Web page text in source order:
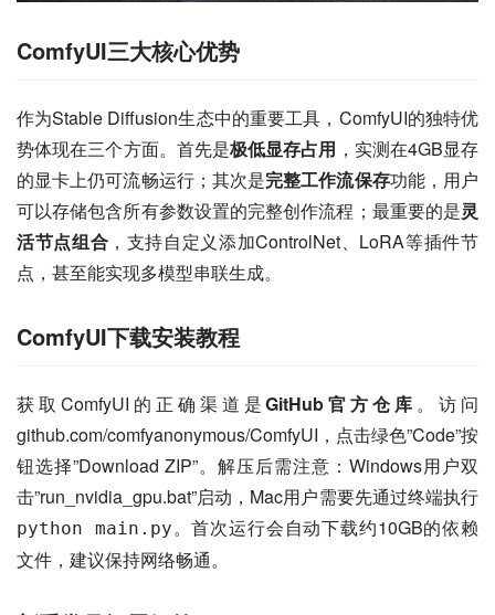
ComfyUI三大核心优势
作为Stable Diffusion生态中的重要工具，ComfyUI的独特优
势体现在三个方面。首先是极低显存占用 ，实测在4GB显存
的显卡上仍可流畅运行；其次是完整工作流保存功能，用户
可以存储包含所有参数设置的完整创作流程；最重要的是灵
活节点组合 ，支持自定义添加ControlNet、LoRA等插件节
点，甚至能实现多模型串联生成。
ComfyUI下载安装教程
获取ComfyUI的正确渠道是GitHub官方仓库 。访问
github.com/comfyanonymous/ComfyUI，点击绿色”Code”按
钮选择”Download ZIP”。解压后需注意：Windows用户双
击”run_nvidia_gpu.bat”启动，Mac用户需要先通过终端执行
python main.py。首次运行会自动下载约10GB的依赖
文件，建议保持网络畅通。